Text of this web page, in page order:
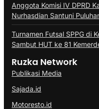
Anggota Komisi IV DPRD
Nurhasdian Santuni
Turnamen Futsal SPPG di
Sambut HUT ke 81
Ruzka Network
Publikasi Media
Sajada.id
Motoresto.id